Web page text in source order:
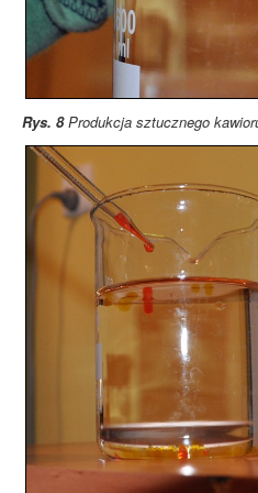
Rys. 8Produkcja sztucznego